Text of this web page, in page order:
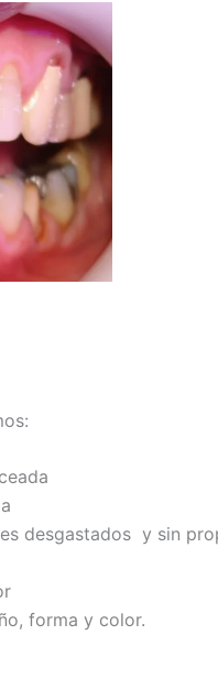
desgastados y sin
forma y color.